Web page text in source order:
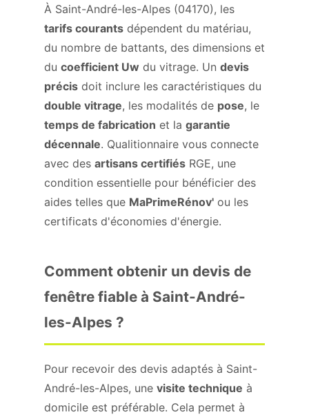
À Saint-André-les-Alpes (04170), les
tarifs courants dépendent du matériau,
du nombre de battants, des dimensions et
du coefficient Uw du vitrage. Un devis
précis doit inclure les caractéristiques du
double vitrage, les modalités de pose, le
temps de fabrication et la garantie
décennale. Qualitionnaire vous connecte
avec des artisans certifiés RGE, une
condition essentielle pour bénéficier des
aides telles que MaPrimeRénov' ou les
certificats d'économies d'énergie.
Comment obtenir un devis de
fenêtre fiable à Saint-André-
les-Alpes ?
Pour recevoir des devis adaptés à Saint-
André-les-Alpes, une visite technique à
domicile est préférable. Cela permet à